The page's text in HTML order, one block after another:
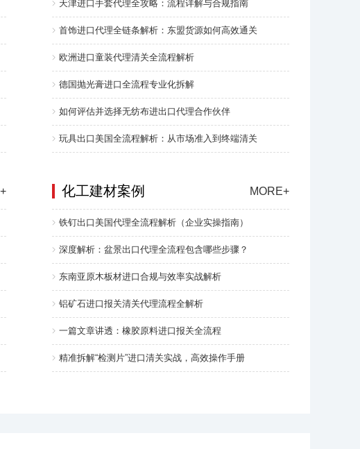
天津进口手套代理全攻略：流程详解与合规指南
首饰进口代理全链条解析：东盟货源如何高效通关
欧洲进口童装代理清关全流程解析
德国抛光膏进口全流程专业化拆解
如何评估并选择无纺布进出口代理合作伙伴
玩具出口美国全流程解析：从市场准入到终端清关
化工建材案例 MORE+
铁钉出口美国代理全流程解析（企业实操指南）
深度解析：盆景出口代理全流程包含哪些步骤？
东南亚原木板材进口合规与效率实战解析
铝矿石进口报关清关代理流程全解析
一篇文章讲透：橡胶原料进口报关全流程
精准拆解“检测片”进口清关实战，高效操作手册